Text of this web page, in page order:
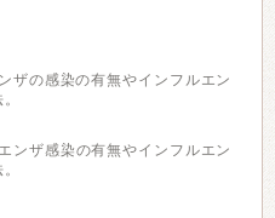
ザの感染の有無やインフルエン
ンザ感染の有無やインフルエン